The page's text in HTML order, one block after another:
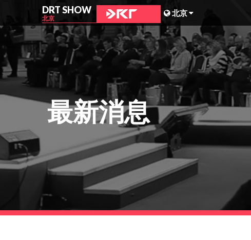
DRT SHOW
北京
北京
马来西亚
上海
台湾
印尼
北京
菲律宾
香港
最新消息